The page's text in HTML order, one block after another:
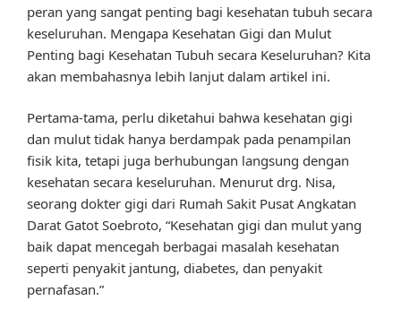
peran yang sangat penting bagi kesehatan tubuh secara
keseluruhan. Mengapa Kesehatan Gigi dan Mulut
Penting bagi Kesehatan Tubuh secara Keseluruhan? Kita
akan membahasnya lebih lanjut dalam artikel ini.
Pertama-tama, perlu diketahui bahwa kesehatan gigi
dan mulut tidak hanya berdampak pada penampilan
fisik kita, tetapi juga berhubungan langsung dengan
kesehatan secara keseluruhan. Menurut drg. Nisa,
seorang dokter gigi dari Rumah Sakit Pusat Angkatan
Darat Gatot Soebroto, “Kesehatan gigi dan mulut yang
baik dapat mencegah berbagai masalah kesehatan
seperti penyakit jantung, diabetes, dan penyakit
pernafasan.”